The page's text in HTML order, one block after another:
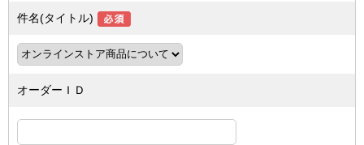
件名(タイトル)
オーダーＩＤ